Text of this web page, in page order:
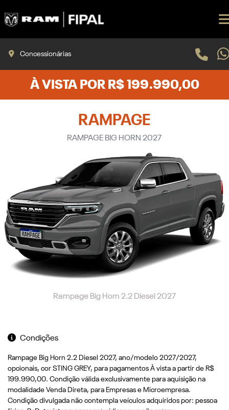
Concessionárias
À VISTA POR R$ 199.990,00
RAMPAGE
RAMPAGE BIG HORN 2027
Rampage Big Horn 2.2 Diesel 2027
Condições
Rampage Big Horn 2.2 Diesel 2027, ano/modelo 2027/2027,
opcionais, cor STING GREY, para pagamentos À vista a partir de R$
199.990,00. Condição válida exclusivamente para aquisição na
modalidade Venda Direta, para Empresas e Microempresa.
Condição divulgada não contempla veículos adquiridos por: pessoa